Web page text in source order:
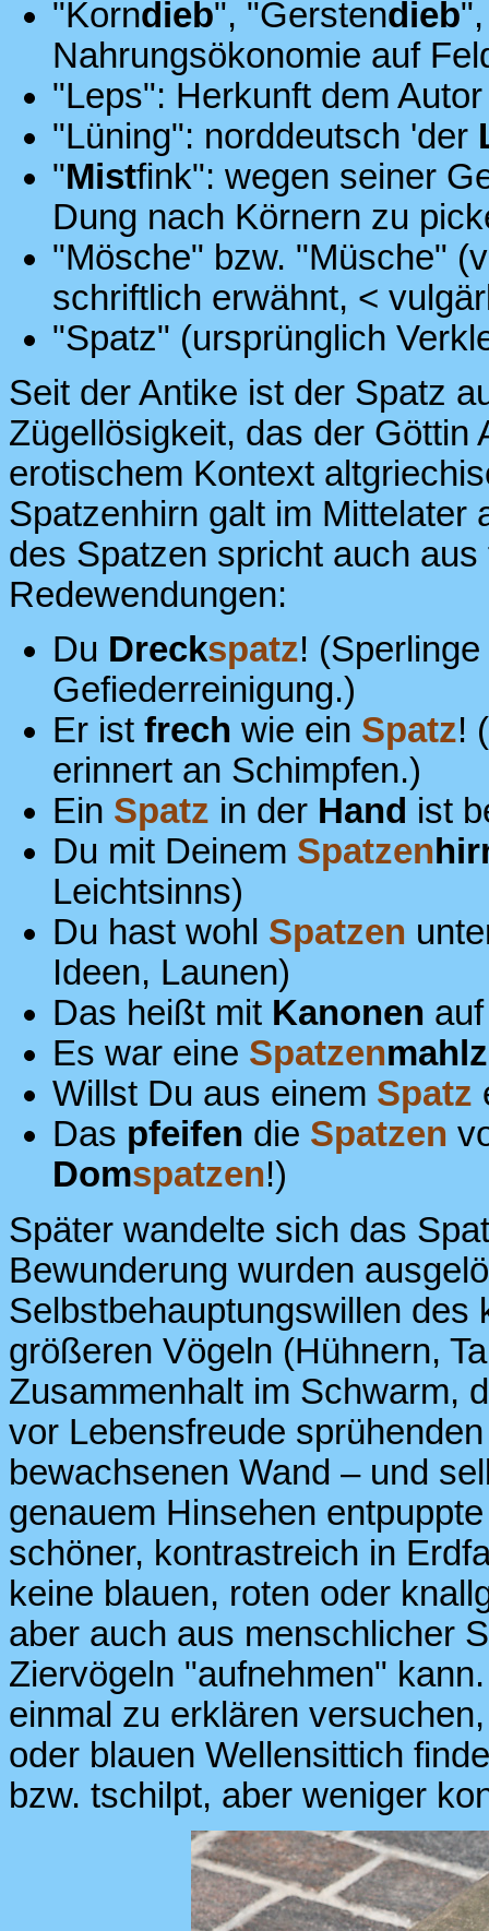
"Korndieb", "Gerstendieb
Nahrungsökonomie auf
"Leps": Herkunft dem
"Lüning": norddeutsch 'der
"Mistfink": wegen seiner
Dung nach Körnern zu
"Mösche" bzw. "Müsche"
schriftlich erwähnt, <
"Spatz" (ursprünglich
Seit der Antike ist der Spatz
Zügellösigkeit, das der Göttin
erotischem Kontext
Spatzenhirn galt im Mittelater
des Spatzen spricht auch
Redewendungen:
Du Dreckspatz!
Gefiederreinigung.)
Er ist frech wie ein Spatz!
erinnert an Schimpfen.)
Ein Spatz in der Hand ist
Du mit Deinem Spatzen
Leichtsinns)
Du hast wohl Spatzen
Ideen, Launen)
Das heißt mit Kanonen
Es war eine Spatzen
Willst Du aus einem Spatz
Das pfeifen die Spatzen
Domspatzen!)
Später wandelte sich das
Bewunderung wurden
Selbstbehauptungswillen des
größeren Vögeln (Hühnern,
Zusammenhalt im Schwarm,
vor Lebensfreude
bewachsenen Wand – und
genauem Hinsehen
schöner, kontrastreich in
keine blauen, roten oder
aber auch aus menschlicher
Ziervögeln "aufnehmen"
einmal zu erklären
oder blauen Wellensittich
bzw. tschilpt, aber weniger